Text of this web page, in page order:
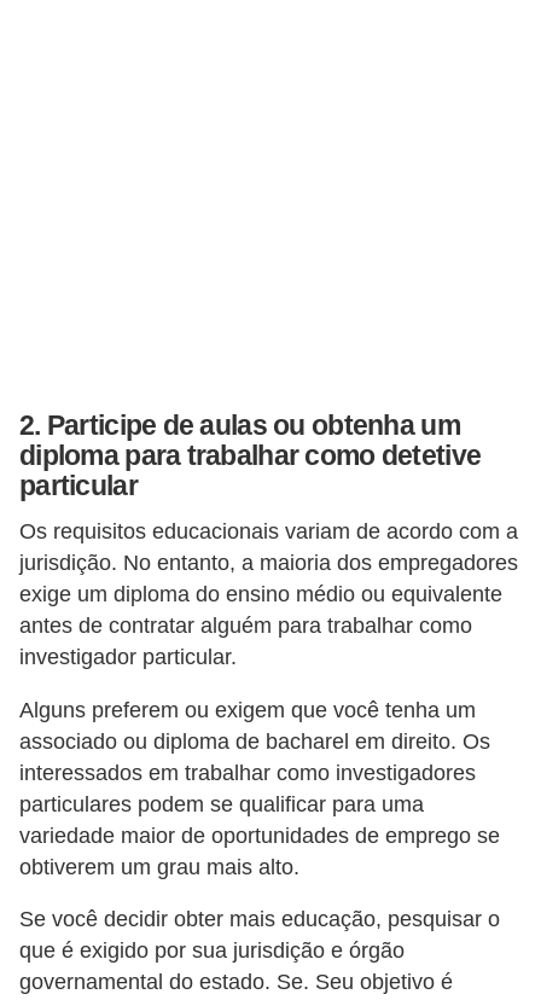
2. Participe de aulas ou obtenha um
diploma para trabalhar como detetive
particular
Os requisitos educacionais variam de acordo com a
jurisdição. No entanto, a maioria dos empregadores
exige um diploma do ensino médio ou equivalente
antes de contratar alguém para trabalhar como
investigador particular.
Alguns preferem ou exigem que você tenha um
associado ou diploma de bacharel em direito. Os
interessados ​​em trabalhar como investigadores
particulares podem se qualificar para uma
variedade maior de oportunidades de emprego se
obtiverem um grau mais alto.
Se você decidir obter mais educação, pesquisar o
que é exigido por sua jurisdição e órgão
governamental do estado. Se. Seu objetivo é
u
m
a
n
o
s
R
l
ó
g
i
o
s
d
e